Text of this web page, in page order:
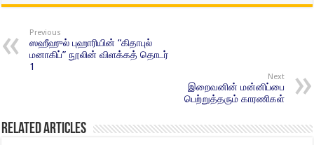
Previous
ஸஹீஹுல் புஹாரியின் “கிதாபுல்
மனாகிப்” நூலின் விளக்கத் தொடர்
1
Next
இறைவனின் மன்னிப்பை
பெற்றுத்தரும் காரணிகள்
Related Articles